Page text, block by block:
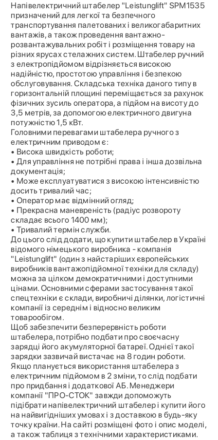
Напівелектричний штабелер "Leistunglift" SPM1535
призначений для легкої та безпечного
транспортування палетованих і великогабаритних
вантажів, а також проведення вантажно-
розвантажувальних робіт і розміщення товару на
різних ярусах стелажних систем. Штабелер ручний
з електропідйомом відрізняється високою
надійністю, простотою управління і безпекою
обслуговування. Складська техніка даного типу в
горизонтальній площині переміщається за рахунок
фізичних зусиль оператора, а підйом на висоту до
3,5 метрів, за допомогою електричного двигуна
потужністю 1,5 кВт.
Головними перевагами штабелера ручного з
електричним приводом є:
• Висока швидкість роботи;
• Для управління не потрібні права і інша дозвільна
документація;
• Може експлуатуватися з високою інтенсивністю
досить тривалий час;
• Оператор має відмінний огляд;
• Прекрасна маневреність (радіус розвороту
складає всього 1400 мм);
• Тривалий термін служби.
До цього слід додати, що купити штабелер в Україні
відомого німецького виробника - компанія
"Leistunglift" (один з найстаріших європейських
виробників вантажопідйомної техніки для складу)
можна за цілком демократичними і доступними
цінами. Основними сферами застосування такої
спецтехніки є склади, виробничі ділянки, логістичні
компанії із середнім і відносно великим
товарообігом.
Щоб забезпечити безперервність роботи
штабелера, потрібно подбати про своєчасну
зарядці його акумуляторної батареї. Однієї такої
зарядки зазвичай вистачає на 8 годин роботи.
Якщо планується використання штабелера з
електричним підйомом в 2 зміни, то слід подбати
про придбання і додаткової АБ. Менеджери
компанії "ПРО-СТОК" завжди допоможуть
підібрати напівелектричний штабелер і купити його
на найвигідніших умовах і з доставкою в будь-яку
точку країни. На сайті розміщені фото і опис моделі,
а також таблиця з технічними характеристиками.